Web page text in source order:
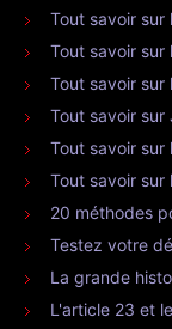
Tout savoir sur
Tout savoir sur
Tout savoir sur
Tout savoir sur
Tout savoir sur
Tout savoir sur
20 méthodes
Testez votre
La grande
L'article 23 et